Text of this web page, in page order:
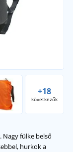
+18
következők
Nagy fülke belső
hurkok a